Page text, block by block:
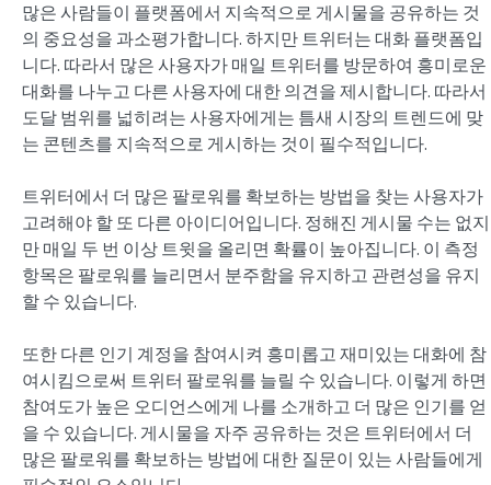
많은 사람들이 플랫폼에서 지속적으로 게시물을 공유하는 것
의 중요성을 과소평가합니다. 하지만 트위터는 대화 플랫폼입
니다. 따라서 많은 사용자가 매일 트위터를 방문하여 흥미로운
대화를 나누고 다른 사용자에 대한 의견을 제시합니다. 따라서
도달 범위를 넓히려는 사용자에게는 틈새 시장의 트렌드에 맞
는 콘텐츠를 지속적으로 게시하는 것이 필수적입니다.
트위터에서 더 많은 팔로워를 확보하는 방법을 찾는 사용자가
고려해야 할 또 다른 아이디어입니다. 정해진 게시물 수는 없지
만 매일 두 번 이상 트윗을 올리면 확률이 높아집니다. 이 측정
항목은 팔로워를 늘리면서 분주함을 유지하고 관련성을 유지
할 수 있습니다.
또한 다른 인기 계정을 참여시켜 흥미롭고 재미있는 대화에 참
여시킴으로써 트위터 팔로워를 늘릴 수 있습니다. 이렇게 하면
참여도가 높은 오디언스에게 나를 소개하고 더 많은 인기를 얻
을 수 있습니다. 게시물을 자주 공유하는 것은 트위터에서 더
많은 팔로워를 확보하는 방법에 대한 질문이 있는 사람들에게